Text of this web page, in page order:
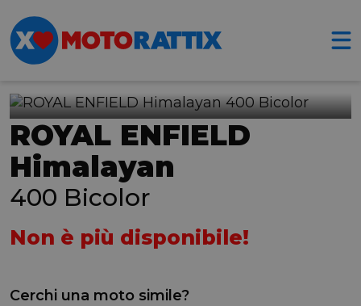
ROYAL ENFIELD
Himalayan
400 Bicolor
Non è più disponibile!
Cerchi una moto simile?